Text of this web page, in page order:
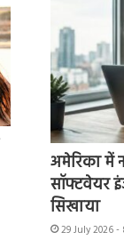
अमेरिका में
सॉफ्टवेयर
सिखाया
29 July 2026 -